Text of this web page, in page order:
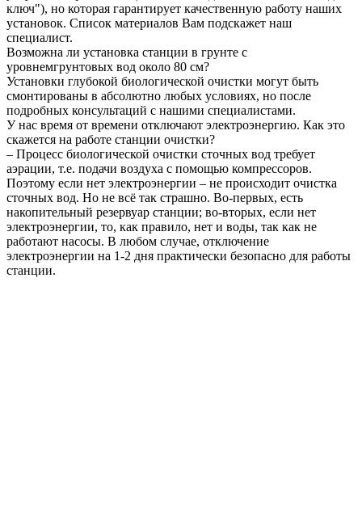
ключ"), но которая гарантирует качественную работу наших
установок. Список материалов Вам подскажет наш
специалист.
Возможна ли установка станции в грунте с
уровнемгрунтовых вод около 80 см?
Установки глубокой биологической очистки могут быть
смонтированы в абсолютно любых условиях, но после
подробных консультаций с нашими специалистами.
У нас время от времени отключают электроэнергию. Как это
скажется на работе станции очистки?
– Процесс биологической очистки сточных вод требует
аэрации, т.е. подачи воздуха с помощью компрессоров.
Поэтому если нет электроэнергии – не происходит очистка
сточных вод. Но не всё так страшно. Во-первых, есть
накопительный резервуар станции; во-вторых, если нет
электроэнергии, то, как правило, нет и воды, так как не
работают насосы. В любом случае, отключение
электроэнергии на 1-2 дня практически безопасно для работы
станции.